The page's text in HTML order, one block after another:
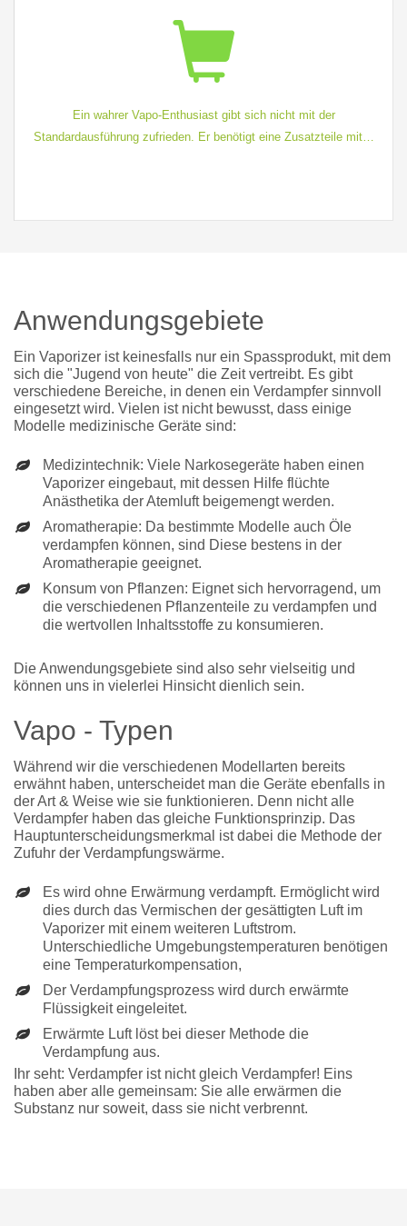
Ein wahrer Vapo-Enthusiast gibt sich nicht mit der
Standardausführung zufrieden. Er benötigt eine Zusatzteile mit…
Anwendungsgebiete
Ein Vaporizer ist keinesfalls nur ein Spassprodukt, mit dem
sich die "Jugend von heute" die Zeit vertreibt. Es gibt
verschiedene Bereiche, in denen ein Verdampfer sinnvoll
eingesetzt wird. Vielen ist nicht bewusst, dass einige
Modelle medizinische Geräte sind:
Medizintechnik: Viele Narkosegeräte haben einen
Vaporizer eingebaut, mit dessen Hilfe flüchte
Anästhetika der Atemluft beigemengt werden.
Aromatherapie: Da bestimmte Modelle auch Öle
verdampfen können, sind Diese bestens in der
Aromatherapie geeignet.
Konsum von Pflanzen: Eignet sich hervorragend, um
die verschiedenen Pflanzenteile zu verdampfen und
die wertvollen Inhaltsstoffe zu konsumieren.
Die Anwendungsgebiete sind also sehr vielseitig und
können uns in vielerlei Hinsicht dienlich sein.
Vapo - Typen
Während wir die verschiedenen Modellarten bereits
erwähnt haben, unterscheidet man die Geräte ebenfalls in
der Art & Weise wie sie funktionieren. Denn nicht alle
Verdampfer haben das gleiche Funktionsprinzip. Das
Hauptunterscheidungsmerkmal ist dabei die Methode der
Zufuhr der Verdampfungswärme.
Es wird ohne Erwärmung verdampft. Ermöglicht wird
dies durch das Vermischen der gesättigten Luft im
Vaporizer mit einem weiteren Luftstrom.
Unterschiedliche Umgebungstemperaturen benötigen
eine Temperaturkompensation,
Der Verdampfungsprozess wird durch erwärmte
Flüssigkeit eingeleitet.
Erwärmte Luft löst bei dieser Methode die
Verdampfung aus.
Ihr seht: Verdampfer ist nicht gleich Verdampfer! Eins
haben aber alle gemeinsam: Sie alle erwärmen die
Substanz nur soweit, dass sie nicht verbrennt.